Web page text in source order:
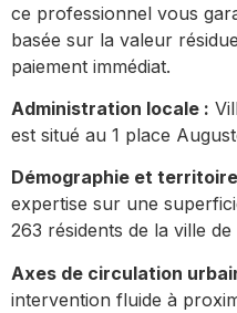
ce professionnel vous
basée sur la valeur
paiement immédiat.
Administration locale :
est situé au 1 place
Démographie et
expertise sur une
263 résidents de la ville
Axes de circulation
intervention fluide à